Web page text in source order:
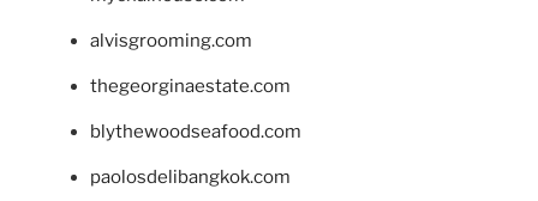
alvisgrooming.com
thegeorginaestate.com
blythewoodseafood.com
paolosdelibangkok.com